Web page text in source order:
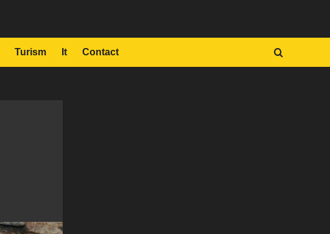
Turism It Contact